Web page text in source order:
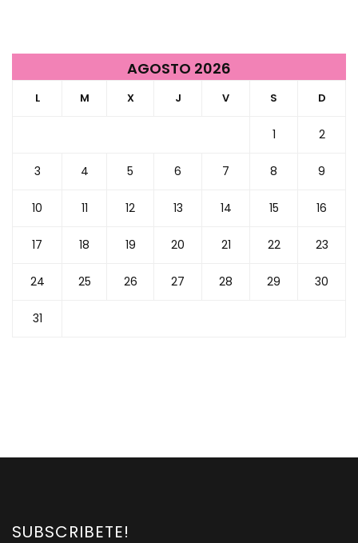
AGOSTO 2026
L M X J V S D
1 2
3 4 5 6 7 8 9
10 11 12 13 14 15 16
17 18 19 20 21 22 23
24 25 26 27 28 29 30
31
SUBSCRIBETE!